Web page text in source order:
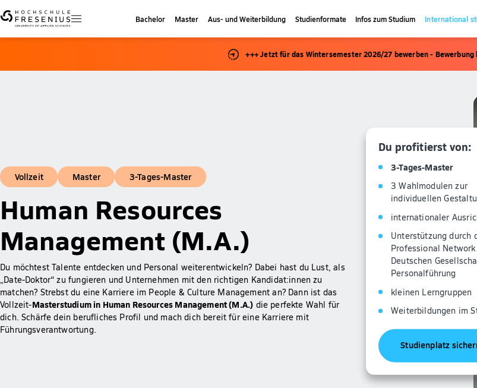
Bachelor Master Aus- und Weiterbildung Studienformate Infos zum Studium International
+++ Jetzt für das Wintersemester 2026/27 bewerben - Bewerbung
Vollzeit Master 3-Tages-Master
Human Resources
Management (M.A.)
Du möchtest Talente entdecken und Personal weiterentwickeln? Dabei hast du Lust, als
„Date-Doktor“ zu fungieren und Unternehmen mit den richtigen Kandidat:innen zu
matchen? Strebst du eine Karriere im People & Culture Management an? Dann ist das
Vollzeit-Masterstudium in Human Resources Management (M.A.) die perfekte Wahl für
dich. Schärfe dein berufliches Profil und mach dich bereit für eine Karriere mit
Führungsverantwortung.
Du profitierst von:
3-Tages-Master
3 Wahlmodulen zur
individuellen
internationaler
Unterstützung durch
Professional
Deutschen
Personalführung
kleinen Lerngruppen
Weiterbildungen im
Studienplatz